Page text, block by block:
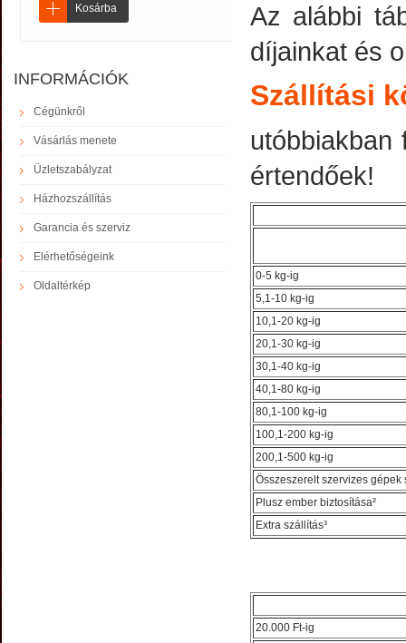
Kosárba
INFORMÁCIÓK
Cégünkről
Vásárlás menete
Üzletszabályzat
Házhozszállítás
Garancia és szerviz
Elérhetőségeink
Oldaltérkép
Az alábbi
díjainkat és
Szállítási
értendőek!
0-5 kg-ig
5,1-10 kg-ig
10,1-20 kg-ig
20,1-30 kg-ig
30,1-40 kg-ig
40,1-80 kg-ig
80,1-100 kg-ig
100,1-200 kg-ig
200,1-500 kg-ig
Összeszerelt szervizes gépek
Plusz ember biztosítása²
Extra szállítás³
20.000 Ft-ig